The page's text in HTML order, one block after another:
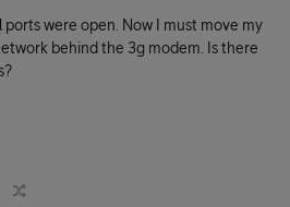
ports were open. Now I must move my
behind the 3g modem. Is there